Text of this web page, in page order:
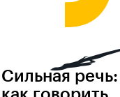
Сильная